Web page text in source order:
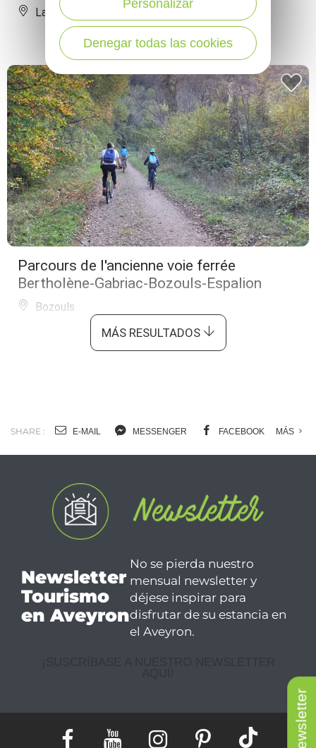
Newsletter
Laguiole
Parcours de l'ancienne voie ferrée
Bertholène-Gabriac-Bozouls-Espalion
Bozouls
MÁS RESULTADOS
SHARE : E-MAIL MESSENGER FACEBOOK MÁS
Newsletter
Tourismo
en Aveyron
No se pierda nuestro
mensual newsletter y
déjese inspirar para
disfrutar de su estancia en
el Aveyron.
¡SUSCRÍBASE A NUESTRO NEWSLETTER
AQUÍ!
Denegar todas las cookies
Personalizar